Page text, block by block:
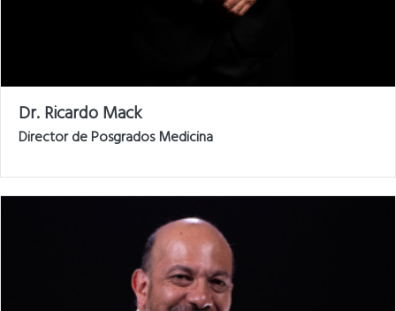
Dr. Ricardo Mack
Director de Posgrados Medicina